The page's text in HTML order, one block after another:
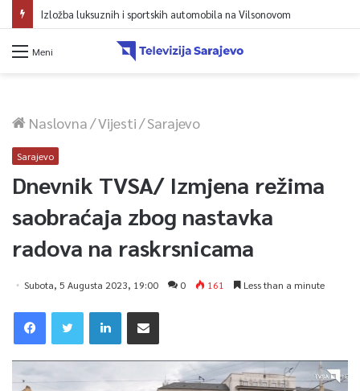
Meni
Naslovna/Vijesti/Sarajevo
Sarajevo
Dnevnik TVSA/ Izmjena režima
saobraćaja zbog nastavka
radova na raskrsnicama
Subota, 5 Augusta 2023, 19:00 0 161 Less than a minute